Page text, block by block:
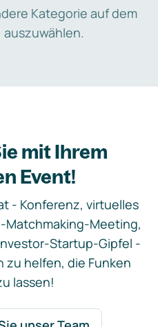
Kategorie auf dem
auszuwählen.
mit Ihrem
Event!
- Konferenz, virtuelles
Matchmaking-Meeting,
Startup-Gipfel -
zu helfen, die Funken
lassen!